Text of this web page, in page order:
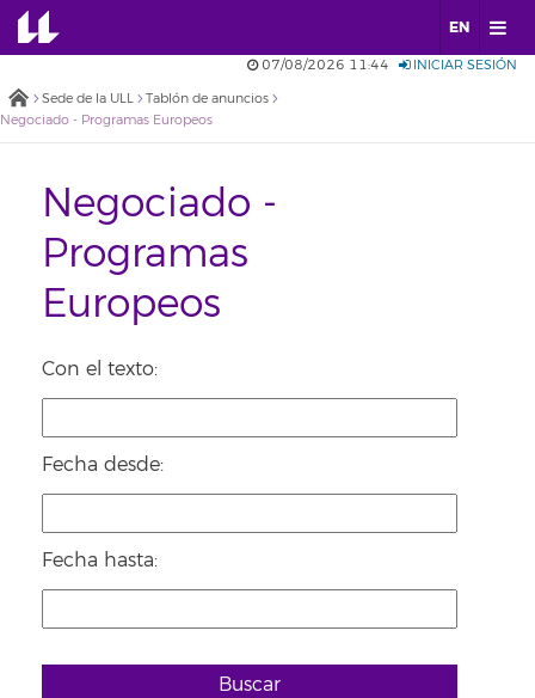
EN
07/08/2026 11:44 INICIAR SESIÓN
Sede de la ULL
Tablón de anuncios
Negociado - Programas Europeos
Negociado -
Programas
Europeos
Con el texto:
Fecha desde:
Fecha hasta:
Buscar